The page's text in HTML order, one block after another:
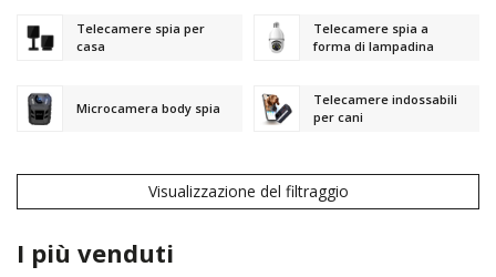
Telecamere spia per
casa
Telecamere spia a
forma di lampadina
Microcamera body spia
Telecamere indossabili
per cani
Visualizzazione del filtraggio
I più venduti